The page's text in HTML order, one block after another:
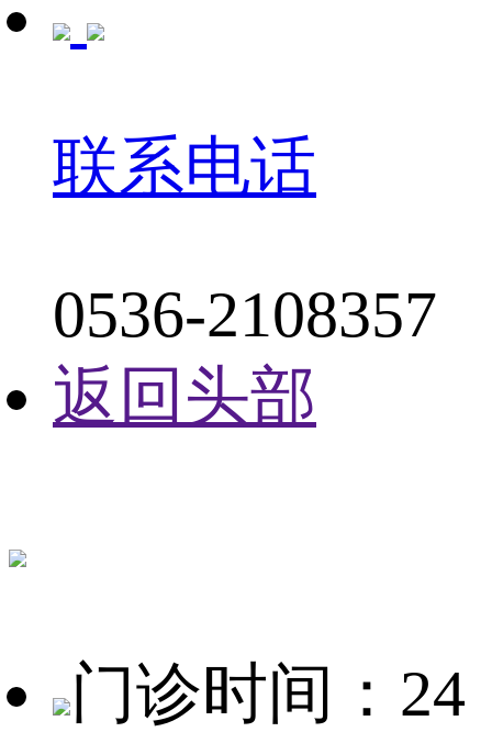
联系电话
0536-2108357
返回头部
门诊时间：24